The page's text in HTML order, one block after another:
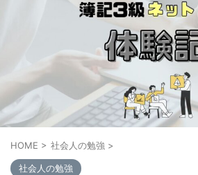
HOME > 社会人の勉強 >
社会人の勉強